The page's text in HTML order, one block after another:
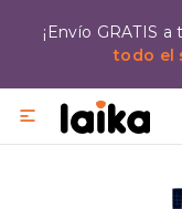
¡Envío GRATIS
todo el
